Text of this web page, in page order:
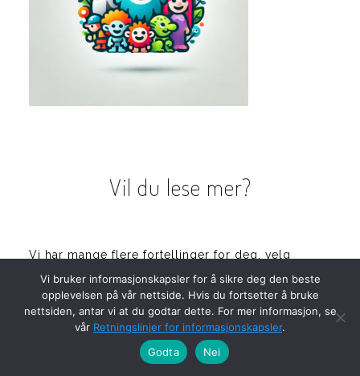
Vil du lese mer?
Vi har mange flere fortellinger for deg, velg
temaet du liker best:
Forslag? Kontakt oss:
Vi bruker informasjonskapsler for å sikre deg den beste
opplevelsen på vår nettside. Hvis du fortsetter å bruke
nettsiden, antar vi at du godtar dette. For mer informasjon, se
vår Retningslinjer for informasjonskapsler.
Godta
Nei